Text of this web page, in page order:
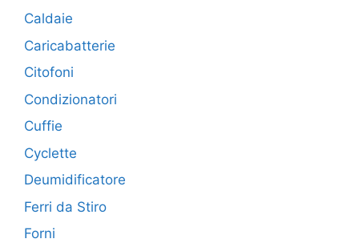
Caldaie
Caricabatterie
Citofoni
Condizionatori
Cuffie
Cyclette
Deumidificatore
Ferri da Stiro
Forni